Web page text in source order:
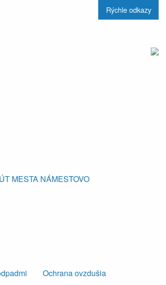
Rýchle odkazy
MESTA NÁMESTOVO
Ochrana ovzdušia